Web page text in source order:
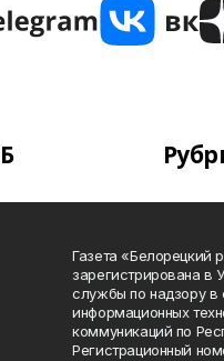
Газета «Белорецкий
зарегистрирована в
службы по надзору в
информационных
коммуникаций по
Регистрационный